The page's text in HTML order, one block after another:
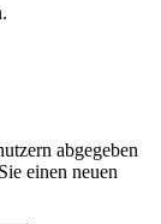
abgegeben
einen neuen